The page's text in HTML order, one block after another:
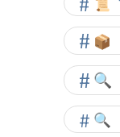
📦
🔍
🔍